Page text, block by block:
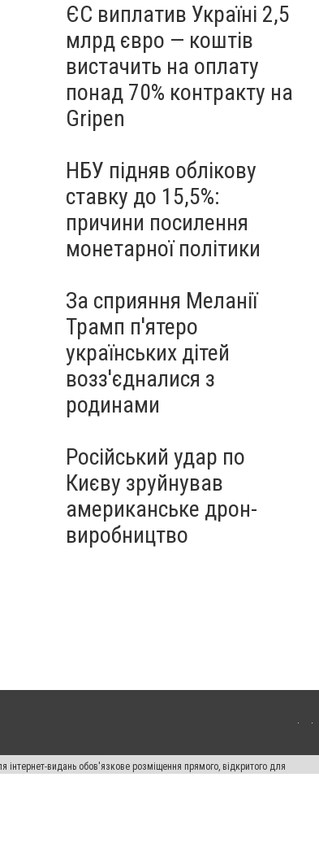
ЄС виплатив Україні 2,5
млрд євро — коштів
вистачить на оплату
понад 70% контракту на
Gripen
НБУ підняв облікову
ставку до 15,5%:
причини посилення
монетарної політики
За сприяння Меланії
Трамп п'ятеро
українських дітей
возз'єдналися з
родинами
Російський удар по
Києву зруйнував
американське дрон-
виробництво
видань обов'язкове розміщення прямого, відкритого для